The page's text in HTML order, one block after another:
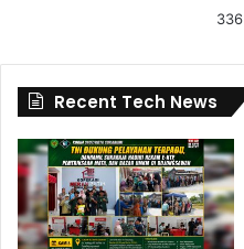
Recent Tech News